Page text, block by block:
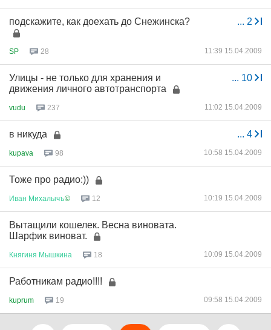
... 2
подскажите, как доехать до Снежинска?
SP 28 11:39 15.04.2009
... 10
Улицы - не только для хранения и
движения личного автотранспорта
vudu 237 11:02 15.04.2009
... 4
в никуда
kupava 98 10:58 15.04.2009
Тоже про радио:))
Иван Михалычъ© 12 10:19 15.04.2009
Вытащили кошелек. Весна виновата.
Шарфик виноват.
Княгиня Мышкина 18 10:09 15.04.2009
Работникам радио!!!!
kuprum 19 09:58 15.04.2009